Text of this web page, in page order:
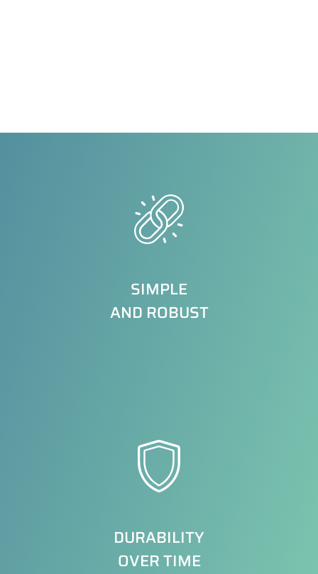
SIMPLE
AND ROBUST
DURABILITY
OVER TIME